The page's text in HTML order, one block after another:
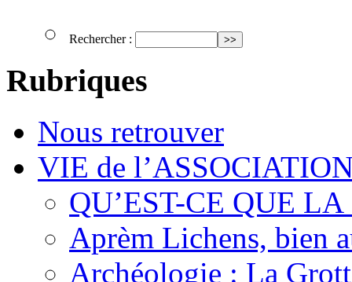
Rechercher :
Rubriques
Nous retrouver
VIE de
QU’EST-CE QUE
Aprèm Lichens, bien
Archéologie : La